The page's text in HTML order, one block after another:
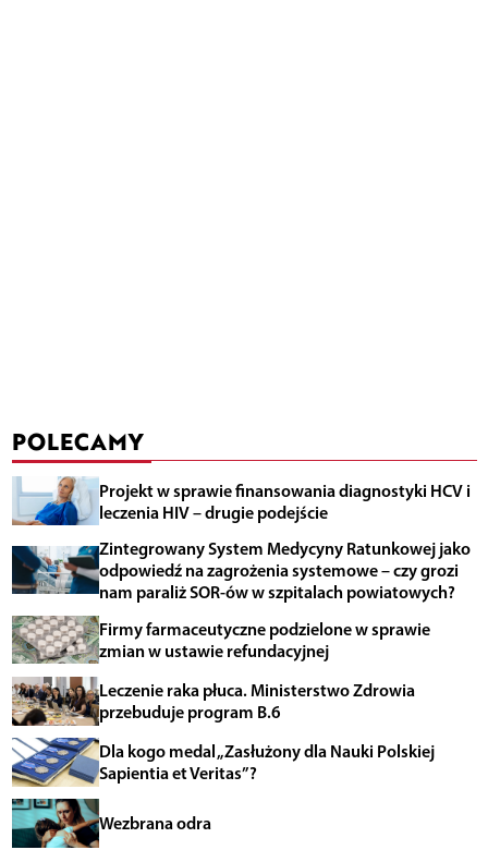
POLECAMY
Projekt w sprawie finansowania diagnostyki HCV i
leczenia HIV – drugie podejście
Zintegrowany System Medycyny Ratunkowej jako
odpowiedź na zagrożenia systemowe – czy grozi
nam paraliż SOR-ów w szpitalach powiatowych?
Firmy farmaceutyczne podzielone w sprawie
zmian w ustawie refundacyjnej
Leczenie raka płuca. Ministerstwo Zdrowia
przebuduje program B.6
Dla kogo medal „Zasłużony dla Nauki Polskiej
Sapientia et Veritas”?
Wezbrana odra